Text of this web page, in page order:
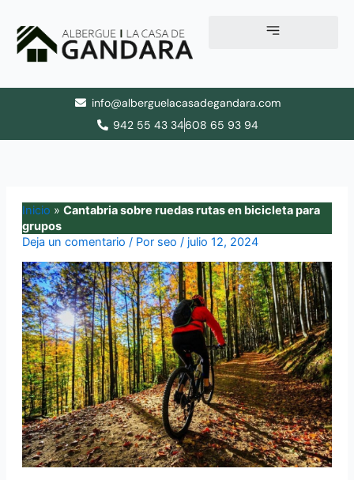
contenido
info@alberguelacasadegandara.com
942 55 43 34608 65 93 94
Inicio » Cantabria sobre ruedas rutas en bicicleta para
grupos
Deja un comentario / Por seo / julio 12, 2024